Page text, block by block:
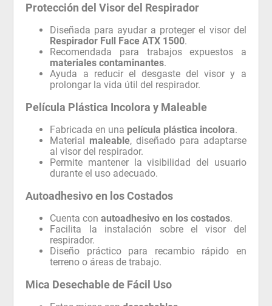
Protección del Visor del Respirador
Diseñada para ayudar a proteger el visor del
Respirador Full Face ATX 1500.
Recomendada para trabajos expuestos a
materiales contaminantes.
Ayuda a reducir el desgaste del visor y a
prolongar la vida útil del respirador.
Película Plástica Incolora y Maleable
Fabricada en una película plástica incolora.
Material maleable, diseñado para adaptarse
al visor del respirador.
Permite mantener la visibilidad del usuario
durante el uso adecuado.
Autoadhesivo en los Costados
Cuenta conautoadhesivo en los costados.
Facilita la instalación sobre el visor del
respirador.
Diseño práctico para recambio rápido en
terreno o áreas de trabajo.
Mica Desechable de Fácil Uso